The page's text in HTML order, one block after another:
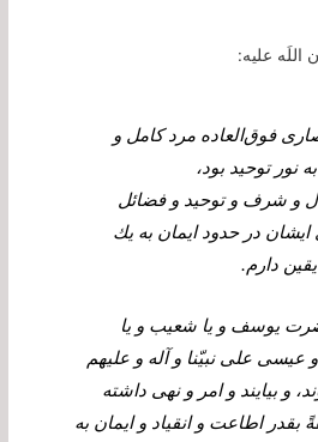
اللَه علیه:
فوق‏‌العاده مرد كامل و
نور توحيد بود،
و شرف و توحيد و فضائل
در حدود ايمان به يك
دارم.
يوسف و يا شعيب و يا
على نبيّنا و آله و عليهم
و بيايند و امر و نهى داشته
بقدر اطاعت و انقياد و ايمان به